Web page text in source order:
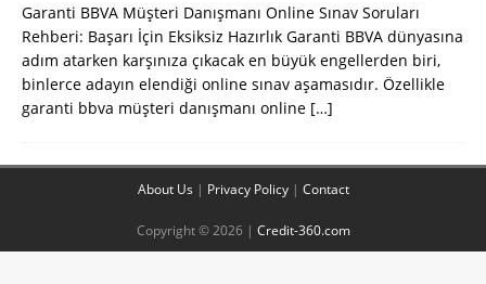
Garanti BBVA Müşteri Danışmanı Online Sınav Soruları
Rehberi: Başarı İçin Eksiksiz Hazırlık Garanti BBVA dünyasına
adım atarken karşınıza çıkacak en büyük engellerden biri,
binlerce adayın elendiği online sınav aşamasıdır. Özellikle
garanti bbva müşteri danışmanı online […]
About Us | Privacy Policy| Contact
Copyright © 2026 | Credit-360.com